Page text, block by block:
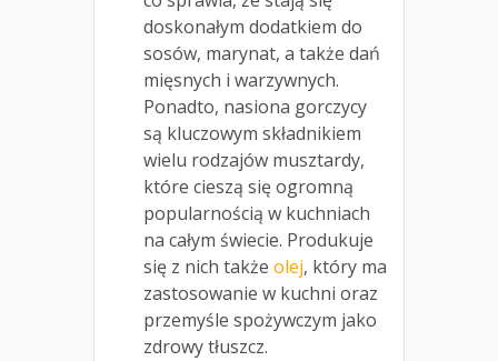
doskonałym dodatkiem do
sosów, marynat, a także dań
mięsnych i warzywnych.
Ponadto, nasiona gorczycy
są kluczowym składnikiem
wielu rodzajów musztardy,
które cieszą się ogromną
popularnością w kuchniach
na całym świecie. Produkuje
się z nich także olej, który ma
zastosowanie w kuchni oraz
przemyśle spożywczym jako
zdrowy tłuszcz.